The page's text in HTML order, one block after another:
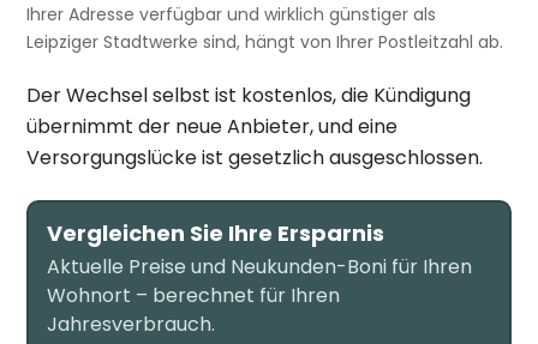
Ihrer Adresse verfügbar und wirklich günstiger als
Leipziger Stadtwerke sind, hängt von Ihrer Postleitzahl ab.
Der Wechsel selbst ist kostenlos, die Kündigung
übernimmt der neue Anbieter, und eine
Versorgungslücke ist gesetzlich ausgeschlossen.
Vergleichen Sie Ihre Ersparnis
Aktuelle Preise und Neukunden-Boni für Ihren
Wohnort – berechnet für Ihren
Jahresverbrauch.